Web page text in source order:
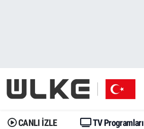
CANLI İZLE TV Programları
Gündem
Dünya
Gündem
Trend
İstanbul Namaz Vakitleri
Trafik Durumu